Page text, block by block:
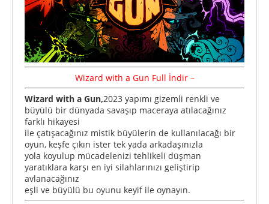
Wizard with a Gun Full İndir –
Wizard with a Gun,2023 yapımı gizemli renkli ve
büyülü bir dünyada savaşıp maceraya atılacağınız
farklı hikayesi
ile çatışacağınız mistik büyülerin de kullanılacağı bir
oyun, keşfe çıkın ister tek yada arkadaşınızla
yola koyulup mücadelenizi tehlikeli düşman
yaratıklara karşı en iyi silahlarınızı geliştirip
avlanacağınız
eşli ve büyülü bu oyunu keyif ile oynayın.